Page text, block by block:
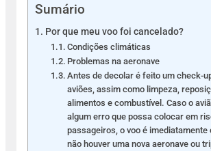
Sumário
Por que meu voo foi cancelado?
Condições climáticas
Problemas na aeronave
Antes de decolar é feito um check-
aviões, assim como limpeza,
alimentos e combustível. Caso o
algum erro que possa colocar em
passageiros, o voo é imediatamente
não houver uma nova aeronave ou